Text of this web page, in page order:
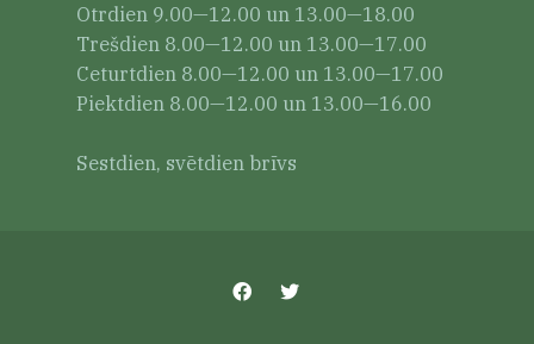
Otrdien 9.00—12.00 un 13.00—18.00
Trešdien 8.00—12.00 un 13.00—17.00
Ceturtdien 8.00—12.00 un 13.00—17.00
Piektdien 8.00—12.00 un 13.00—16.00
Sestdien, svētdien brīvs